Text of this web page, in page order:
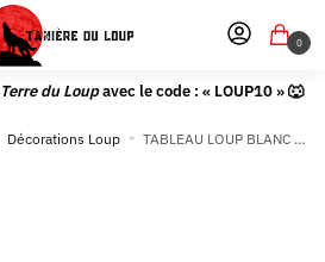
0
Terre du Loupavec le code : « LOUP10 » 🐺
Décorations Loup » TABLEAU LOUP BLANC DESSIN